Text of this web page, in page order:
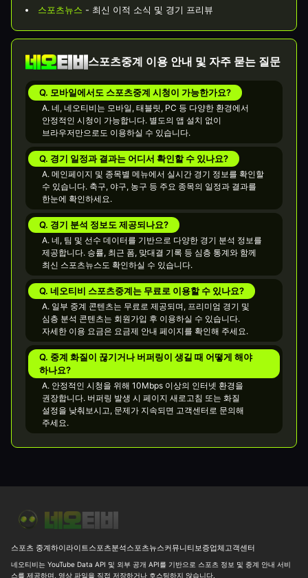
스포츠뉴스 - 최신 이적 소식 및 경기 프리뷰
스포츠중계 이용 안내 및 자주 묻는 질문
Q. 모바일에서도 스포츠중계 시청이 가능한가요?
A. 네, 네오티비는 모바일, 태블릿, PC 등 다양한 환경에서
안정적인 시청이 가능합니다. 별도의 앱 설치 없이
브라우저만으로도 이용하실 수 있습니다.
Q. 경기 일정과 결과는 어디서 확인할 수 있나요?
A. 메인페이지 및 종목별 메뉴에서 실시간 경기 정보를 확인할
수 있습니다. 축구, 야구, 농구 등 주요 종목의 일정과 결과를
한눈에 확인하세요.
Q. 경기 분석 정보도 제공되나요?
A. 네, 팀 및 선수 데이터를 기반으로 다양한 경기 분석 정보를
제공합니다. 승률, 최근 폼, 맞대결 기록 등 심층 통계와 함께
최신 스포츠뉴스도 확인하실 수 있습니다.
Q. 네오티비 스포츠중계는 무료로 이용할 수 있나요?
A. 일부 중계 콘텐츠는 무료로 제공되며, 프리미엄 경기 및
심층 분석 콘텐츠는 회원가입 후 이용하실 수 있습니다.
자세한 이용 요금은 요금제 안내 페이지를 확인해 주세요.
Q. 중계 화질이 끊기거나 버퍼링이 생길 때 어떻게 해야
하나요?
A. 안정적인 시청을 위해 10Mbps 이상의 인터넷 환경을
권장합니다. 버퍼링 발생 시 페이지 새로고침 또는 화질
설정을 낮춰보시고, 문제가 지속되면 고객센터로 문의해
주세요.
스포츠 중계하이라이트스포츠분석스포츠뉴스커뮤니티보증업체고객센터
네오티비는 YouTube Data API 및 외부 공개 API를 기반으로 스포츠 정보 및 중계 안내 서비
스를 제공하며, 영상 파일을 직접 저장하거나 호스팅하지 않습니다.